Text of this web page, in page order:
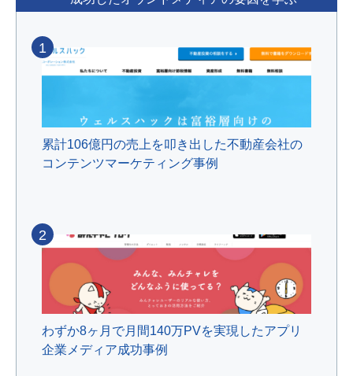
累計106億円の売上を叩き出した不動産会社の
コンテンツマーケティング事例
1
わずか8ヶ月で月間140万PVを実現したアプリ
企業メディア成功事例
2